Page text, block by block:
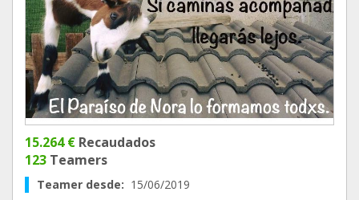
15.264 € Recaudados
123 Teamers
Teamer desde: 15/06/2019